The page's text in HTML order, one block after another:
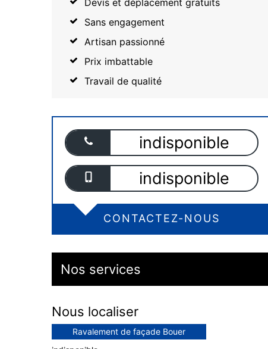
Devis et déplacement gratuits
Sans engagement
Artisan passionné
Prix imbattable
Travail de qualité
indisponible
indisponible
CONTACTEZ-NOUS
Nos services
Nous localiser
Ravalement de façade Bouer